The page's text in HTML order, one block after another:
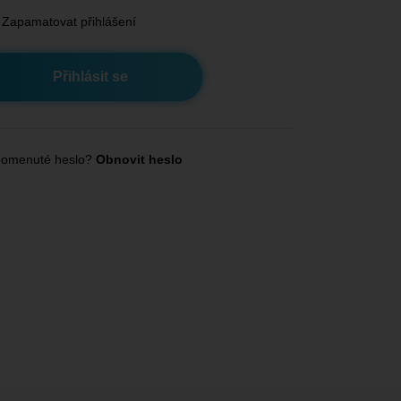
Zapamatovat přihlášení
heslo? Obnovit heslo